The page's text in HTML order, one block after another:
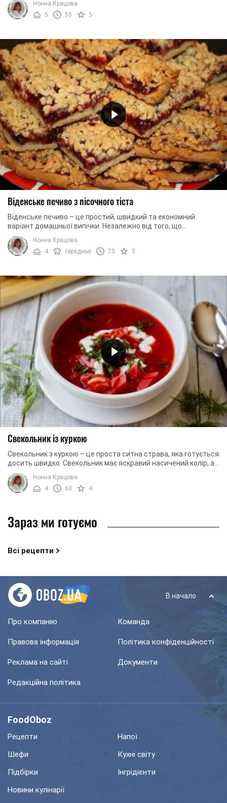
Нонна Крацова
5
55 5
Віденське печиво з пісочного тіста
Віденське печиво – це простий, швидкий та економний
варіант домашньої випічки. Незалежно від того, що
інгредієнти використовуються найпростіші, смак ...
Нонна Крацова
4
середньо 75 5
Свекольник із куркою
Свекольник з куркою – це проста ситна страва, яка готується
досить швидко. Свекольник має яскравий насичений колір, а
також приємний аромат овочів та ...
Нонна Крацова
4
60 4
Зараз ми готуємо
Всі рецепти
В начало
Про компанію Команда
Правова інформація Політика конфіденційності
Реклама на сайті Документи
Редакційна політика
FoodOboz
Рецепти
Напої
Шефи
Кухні світу
Підбірки
Інгрідієнти
Новини кулінарії